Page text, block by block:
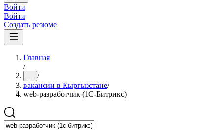
Войти
Войти
Создать резюме
Главная
/
... /
вакансии в Кыргызстане/
web-разработчик (1С-Битрикс)